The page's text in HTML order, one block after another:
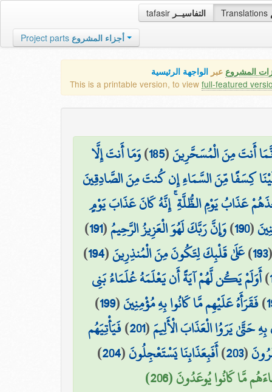
tafasir التفاسيــر Translations
Project parts أجزاء المشروع
المشروع عبر الواجهة الرئيسية
This is a printable version, to view full-featured
أَنتَ مِنَ الْمُسَحَّرِينَ(
185
)وَمَا أَنتَ إِلَّا
كِسَفًا مِّنَ السَّمَاءِ إِن كُنتَ مِنَ الصَّادِقِينَ
عَذَابُ يَوْمِ الظُّلَّةِ ۚ إِنَّهُ كَانَ عَذَابَ يَوْمٍ
(
190
)وَإِنَّ رَبَّكَ لَهُوَ الْعَزِيزُ الرَّحِيمُ(
191
)
193
)عَلَىٰ قَلْبِكَ لِتَكُونَ مِنَ الْمُنذِرِينَ(
194
)
)أَوَلَمْ يَكُن لَّهُمْ آيَةً أَن يَعْلَمَهُ عُلَمَاءُ بَنِي
)فَقَرَأَهُ عَلَيْهِم مَّا كَانُوا بِهِ مُؤْمِنِينَ(
199
)
حَتَّىٰ يَرَوُا الْعَذَابَ الْأَلِيمَ(
201
)فَيَأْتِيَهُم
(
203
)أَفَبِعَذَابِنَا يَسْتَعْجِلُونَ(
204
)
مَّا كَانُوا يُوعَدُونَ (206)